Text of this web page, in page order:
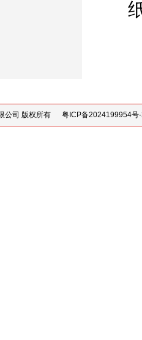
纸
公司 版权所有 粤ICP备2024199954号